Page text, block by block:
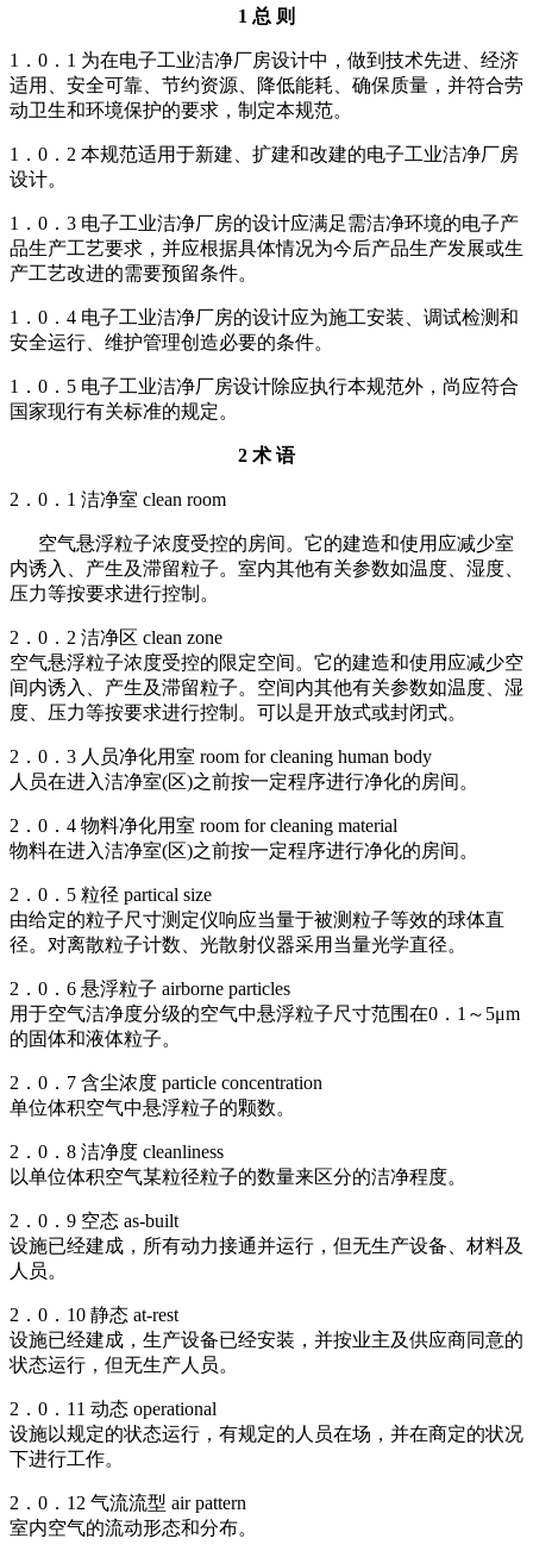
1 总 则
1．0．1 为在电子工业洁净厂房设计中，做到技术先进、经济
适用、安全可靠、节约资源、降低能耗、确保质量，并符合劳
动卫生和环境保护的要求，制定本规范。
1．0．2 本规范适用于新建、扩建和改建的电子工业洁净厂房
设计。
1．0．3 电子工业洁净厂房的设计应满足需洁净环境的电子产
品生产工艺要求，并应根据具体情况为今后产品生产发展或生
产工艺改进的需要预留条件。
1．0．4 电子工业洁净厂房的设计应为施工安装、调试检测和
安全运行、维护管理创造必要的条件。
1．0．5 电子工业洁净厂房设计除应执行本规范外，尚应符合
国家现行有关标准的规定。
2 术 语
2．0．1 洁净室 clean room
空气悬浮粒子浓度受控的房间。它的建造和使用应减少室
内诱入、产生及滞留粒子。室内其他有关参数如温度、湿度、
压力等按要求进行控制。
2．0．2 洁净区 clean zone
空气悬浮粒子浓度受控的限定空间。它的建造和使用应减少空
间内诱入、产生及滞留粒子。空间内其他有关参数如温度、湿
度、压力等按要求进行控制。可以是开放式或封闭式。
2．0．3 人员净化用室 room for cleaning human body
人员在进入洁净室(区)之前按一定程序进行净化的房间。
2．0．4 物料净化用室 room for cleaning material
物料在进入洁净室(区)之前按一定程序进行净化的房间。
2．0．5 粒径 partical size
由给定的粒子尺寸测定仪响应当量于被测粒子等效的球体直
径。对离散粒子计数、光散射仪器采用当量光学直径。
2．0．6 悬浮粒子 airborne particles
用于空气洁净度分级的空气中悬浮粒子尺寸范围在0．1～5μm
的固体和液体粒子。
2．0．7 含尘浓度 particle concentration
单位体积空气中悬浮粒子的颗数。
2．0．8 洁净度 cleanliness
以单位体积空气某粒径粒子的数量来区分的洁净程度。
2．0．9 空态 as-built
设施已经建成，所有动力接通并运行，但无生产设备、材料及
人员。
2．0．10 静态 at-rest
设施已经建成，生产设备已经安装，并按业主及供应商同意的
状态运行，但无生产人员。
2．0．11 动态 operational
设施以规定的状态运行，有规定的人员在场，并在商定的状况
下进行工作。
2．0．12 气流流型 air pattern
室内空气的流动形态和分布。